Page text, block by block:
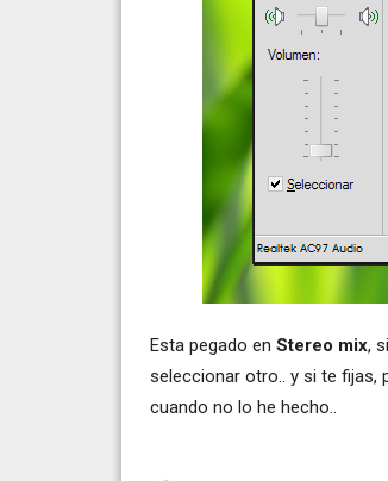
Esta pegado en Stereo mix,
seleccionar otro.. y si te fijas,
cuando no lo he hecho..